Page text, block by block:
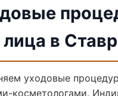
в
уходовые
косметологами.